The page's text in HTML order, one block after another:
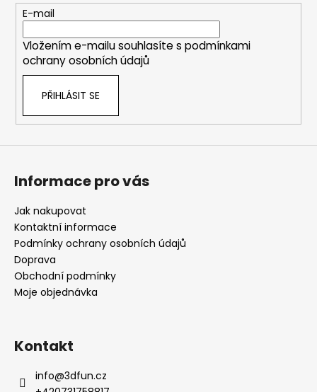
E-mail
Vložením e-mailu souhlasíte s podmínkami
ochrany osobních údajů
PŘIHLÁSIT SE
Informace pro vás
Jak nakupovat
Kontaktní informace
Podmínky ochrany osobních údajů
Doprava
Obchodní podmínky
Moje objednávka
Kontakt
info@3dfun.cz